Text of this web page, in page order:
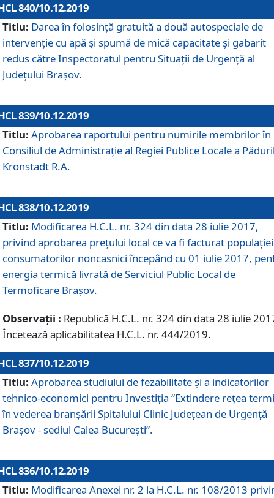
840/10.12.2019
Titlu: Darea în folosință gratuită a două autospeciale de
intervenție cu apă și spumă de mică capacitate și gabarit
redus către Inspectoratul pentru Situaţii de Urgenţă al
Judeţului Brașov.
839/10.12.2019
Titlu: Aprobarea raportului pentru numirile membrilor în
Consiliul de Administraţie al Regiei Publice Locale a
Kronstadt R.A.
838/10.12.2019
Titlu: Modificarea H.C.L. nr. 324 din data 28 iulie 2017,
privind aprobarea preţului local ce va fi facturat
consumatorilor noncasnici începând cu 01 iulie 2017,
energia termică livrată de Serviciul Public Local de
Termoficare Braşov.
Observații : Republică H.C.L. nr. 324 din data 28 iulie
Încetează aplicabilitatea H.C.L. nr. 444/2019.
837/10.12.2019
Titlu: Aprobarea studiului de fezabilitate și a indicatorilor
tehnico-economici pentru Investiția “Extindere rețea
în vederea branșării Spitalului Clinic Județean de Urgență
Brașov - sediul Calea București”.
836/10.12.2019
Titlu: Modificarea Anexei nr. 2 la H.C.L. nr. 108/2013